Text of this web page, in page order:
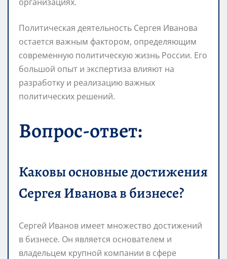
Политическая деятельность Сергея Иванова
остается важным фактором, определяющим
современную политическую жизнь России. Его
большой опыт и экспертиза влияют на
разработку и реализацию важных
политических решений.
Вопрос-ответ:
Каковы основные достижения
Сергея Иванова в бизнесе?
Сергей Иванов имеет множество достижений
в бизнесе. Он является основателем и
владельцем крупной компании в сфере